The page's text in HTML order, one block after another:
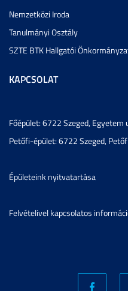
Nemzetközi Iroda
Tanulmányi Osztály
SZTE BTK Hallgatói
KAPCSOLAT
Főépület: 6722 Szeged, Egyetem
Petőfi-épület: 6722 Szeged,
Épületeink nyitvatartása
Felvételivel kapcsolatos